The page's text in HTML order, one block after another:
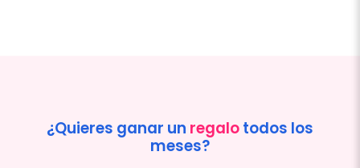
¿Quieres ganar un regalotodos los
meses?